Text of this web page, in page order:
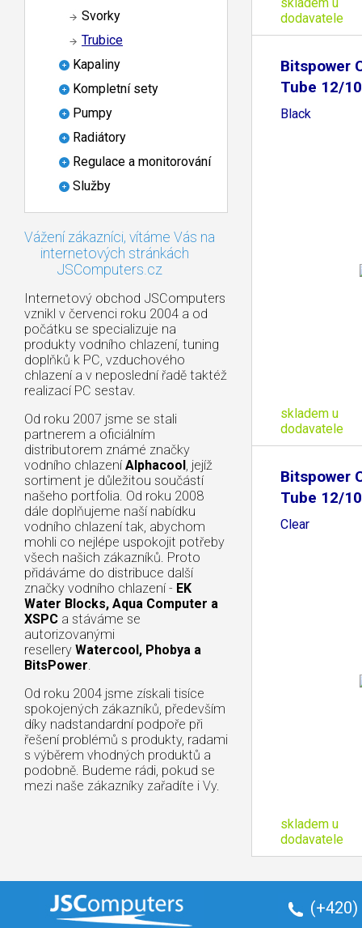
Svorky
Trubice
Kapaliny
Kompletní sety
Pumpy
Radiátory
Regulace a monitorování
Služby
Vážení zákazníci, vítáme Vás na
internetových stránkách
JSComputers.cz
Internetový obchod JSComputers
vznikl v červenci roku 2004 a od
počátku se specializuje na
produkty vodního chlazení, tuning
doplňků k PC, vzduchového
chlazení a v neposlední řadě taktéž
realizací PC sestav.
Od roku 2007 jsme se stali
partnerem a oficiálním
distributorem známé značky
vodního chlazení Alphacool, jejíž
sortiment je důležitou součástí
našeho portfolia. Od roku 2008
dále doplňujeme naší nabídku
vodního chlazení tak, abychom
mohli co nejlépe uspokojit potřeby
všech našich zákazníků. Proto
přidáváme do distribuce další
značky vodního chlazení - EK
Water Blocks, Aqua Computer a
XSPC a stáváme se
autorizovanými
resellery Watercool, Phobya a
BitsPower.
Od roku 2004 jsme získali tisíce
spokojených zákazníků, především
díky nadstandardní podpoře při
řešení problémů s produkty, radami
s výběrem vhodných produktů a
podobně. Budeme rádi, pokud se
mezi naše zákazníky zařadíte i Vy.
dodavatele
Bitspower
Tube 12/
Black
skladem u
dodavatele
Bitspower
Tube 12/
Clear
skladem u
dodavatele
(+420)